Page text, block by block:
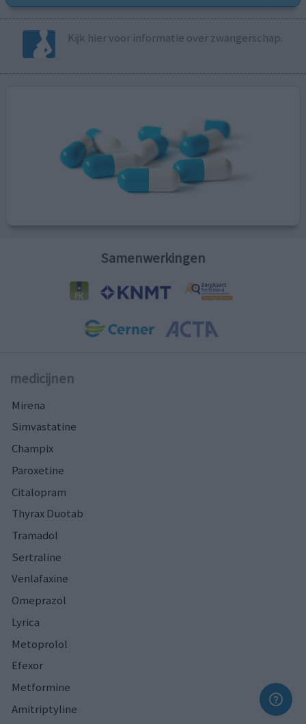
Kijk hier voor informatie over zwangerschap.
Samenwerkingen
medicijnen
Mirena
Simvastatine
Champix
Paroxetine
Citalopram
Thyrax Duotab
Tramadol
Sertraline
Venlafaxine
Omeprazol
Lyrica
Metoprolol
Efexor
Metformine
Amitriptyline